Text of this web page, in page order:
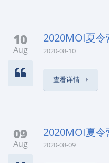
10
Aug
2020MOI夏
2020-08-10
查看详情
09
Aug
2020MOI夏令
2020-08-09